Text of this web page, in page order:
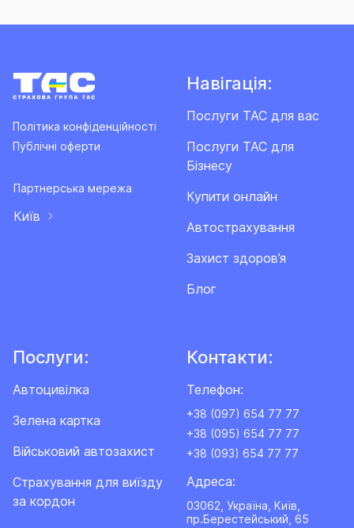
Політика конфіденційності
Публічні оферти
Партнерська мережа
Київ
Навігація:
Послуги ТАС для вас
Послуги ТАС для
Бізнесу
Купити онлайн
Автострахування
Захист здоров’я
Блог
Послуги:
Автоцивілка
Зелена картка
Військовий автозахист
Cтрахування для виїзду
за кордон
Контакти:
Телефон:
+38 (097) 654 77 77
+38 (095) 654 77 77
+38 (093) 654 77 77
Адреса:
03062, Україна, Київ,
пр.Берестейський, 65